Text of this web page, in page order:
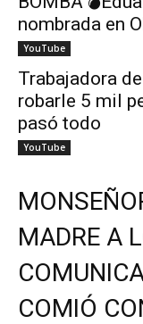
nombrada en
YouTube
Trabajadora
robarle 5 mil
pasó todo
YouTube
MADRE A
COMIÓ